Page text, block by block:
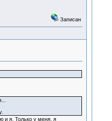
Записан
и я. Только у меня, я